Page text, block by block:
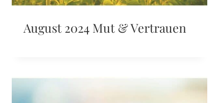
August 2024 Mut & Vertrauen